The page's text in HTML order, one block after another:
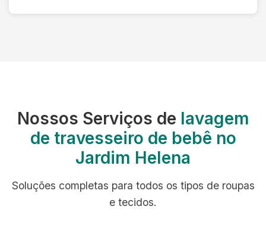
Nossos Serviços de lavagem
de travesseiro de bebê no
Jardim Helena
Soluções completas para todos os tipos de roupas
e tecidos.